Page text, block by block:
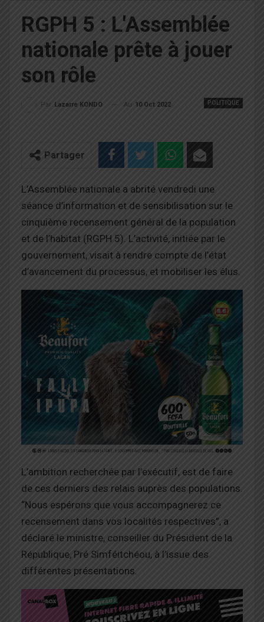
RGPH 5 : L'Assemblée
nationale prête à jouer
son rôle
POLITIQUE
Par Lazarre KONDO Au 10 Oct 2022
Partager
L’Assemblée nationale a abrité vendredi une
séance d’information et de sensibilisation sur le
cinquième recensement général de la population
et de l’habitat (RGPH 5). L’activité, initiée par le
gouvernement, visait à rendre compte de l’état
d’avancement du processus, et mobiliser les élus.
L’ambition recherchée par l’exécutif, est de faire
de ces derniers des relais auprès des populations.
“Nous espérons que vous accompagnerez ce
recensement dans vos localités respectives”, a
déclaré le ministre, conseiller du Président de la
République, Pré Simféitchéou, à l’issue des
différentes présentations.